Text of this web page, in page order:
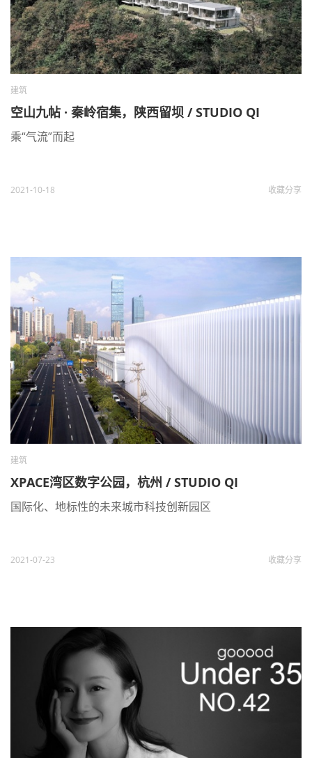
建筑
空山九帖 · 秦岭宿集，陕西留坝 / STUDIO QI
乘“气流”而起
2021-10-18 收藏分享
建筑
XPACE湾区数字公园，杭州 / STUDIO QI
国际化、地标性的未来城市科技创新园区
2021-07-23 收藏分享